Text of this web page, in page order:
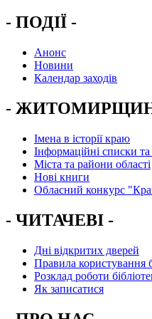
- ПОДІЇ -
Анонс
Новини
Календар заходів
-
Імена в історії краю
Інформаційні списки
Міста та райони області
Нові книги
Обласний конкурс
- ЧИТАЧЕВІ -
Дні відкритих дверей
Правила користування
Розклад роботи
Як записатися